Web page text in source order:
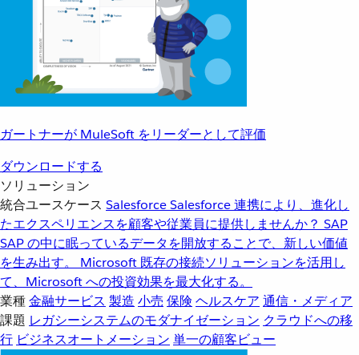
ガートナーが MuleSoft をリーダーとして評価
ダウンロードする
ソリューション
統合ユースケース SalesforceSalesforce 連携により、進化し
たエクスペリエンスを顧客や従業員に提供しませんか？ SAP
SAP の中に眠っているデータを開放することで、新しい価値
を生み出す。
Microsoft 既存の接続ソリューションを活用し
て、Microsoft への投資効果を最大化する。
業種金融サービス 製造 小売 保険 ヘルスケア 通信・メディア
課題 レガシーシステムのモダナイゼーション クラウドへの移
行 ビジネスオートメーション 単一の顧客ビュー